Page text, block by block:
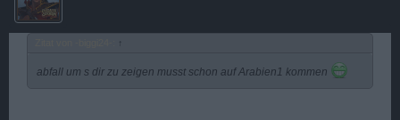
↑
abfall um s dir zu zeigen musst schon auf Arabien1 kommen